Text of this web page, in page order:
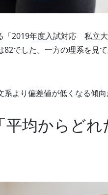
「2019年度入試対応 私立
82でした。一方の理系を見
より偏差値が低くなる傾向
均からどれ